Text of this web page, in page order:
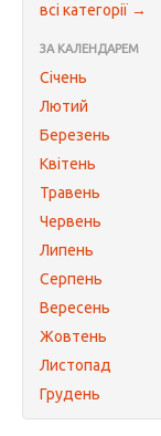
всі категорії →
ЗА КАЛЕНДАРЕМ
Січень
Лютий
Березень
Квітень
Травень
Червень
Липень
Серпень
Вересень
Жовтень
Листопад
Грудень